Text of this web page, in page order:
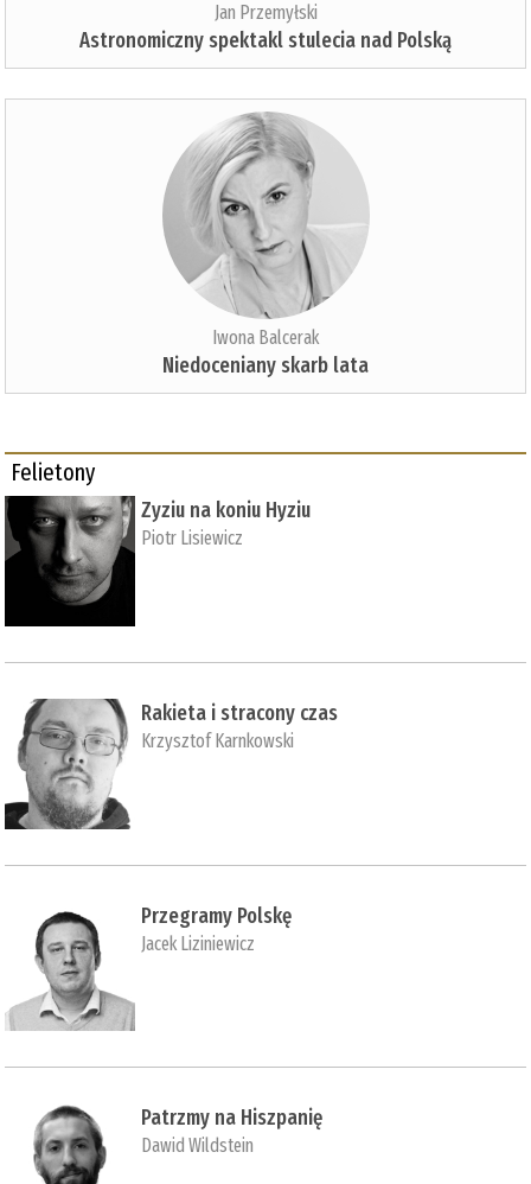
Jan Przemyłski
Astronomiczny spektakl stulecia nad Polską
Iwona Balcerak
Niedoceniany skarb lata
Felietony
Zyziu na koniu Hyziu
Piotr Lisiewicz
Rakieta i stracony czas
Krzysztof Karnkowski
Przegramy Polskę
Jacek Liziniewicz
Patrzmy na Hiszpanię
Dawid Wildstein